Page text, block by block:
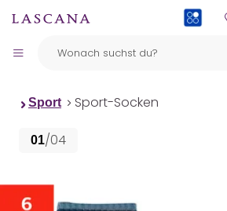
Sport Sport-Socken
01/04